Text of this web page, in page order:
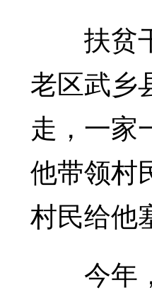
扶贫干
老区武乡
走，一家
他带领村
村民给他
今年，